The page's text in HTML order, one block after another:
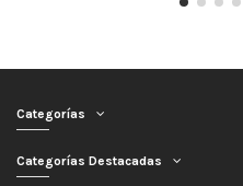
Categorías
Categorías Destacadas